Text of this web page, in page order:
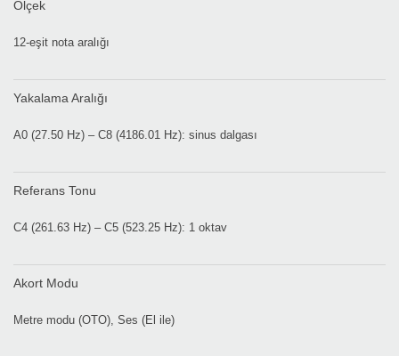
Ölçek
12-eşit nota aralığı
Yakalama Aralığı
A0 (27.50 Hz) – C8 (4186.01 Hz): sinus dalgası
Referans Tonu
C4 (261.63 Hz) – C5 (523.25 Hz): 1 oktav
Akort Modu
Metre modu (OTO), Ses (El ile)